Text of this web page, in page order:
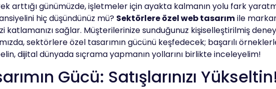
arttığı günümüzde, işletmeler için ayakta kalmanın yolu fark
hiç düşündünüz mü? Sektörlere özel web tasarımile
katlamanızı sağlar. Müşterilerinize sunduğunuz kişiselleştirilmiş
sektörlere özel tasarımın gücünü keşfedecek; başarılı
dijital dünyada sıçrama yapmanın yollarını birlikte inceleyelim!
Gücü: Satışlarınızı